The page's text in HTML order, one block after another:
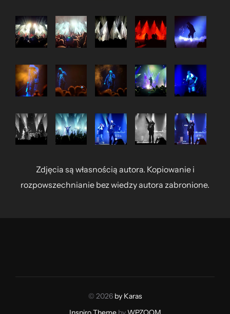
Zdjęcia są własnością autora. Kopiowanie i
rozpowszechnianie bez wiedzy autora zabronione.
© 2026 by Karas